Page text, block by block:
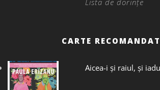
Lista de dorințe
CARTE
Aicea-i și raiul, și